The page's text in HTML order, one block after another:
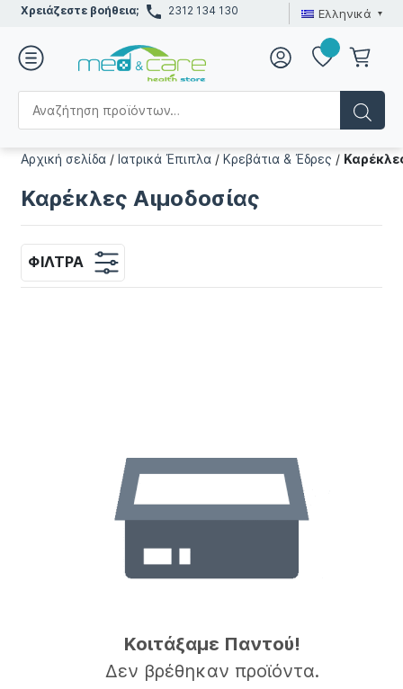
Χρειάζεστε βοήθεια; 2312 134 130 Ελληνικά
Αρχική σελίδα /Ιατρικά Έπιπλα /Κρεβάτια & Έδρες /
Καρέκλες Αιμοδοσίας
ΦΊΛΤΡΑ
Κοιτάξαμε Παντού!
Δεν βρέθηκαν προϊόντα.